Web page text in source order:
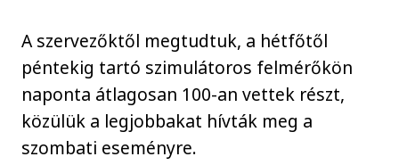
A szervezőktől megtudtuk, a hétfőtől
péntekig tartó szimulátoros felmérőkön
naponta átlagosan 100-an vettek részt,
közülük a legjobbakat hívták meg a
szombati eseményre.